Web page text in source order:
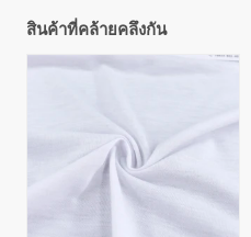
สินค้าที่คล้ายคลึงกัน